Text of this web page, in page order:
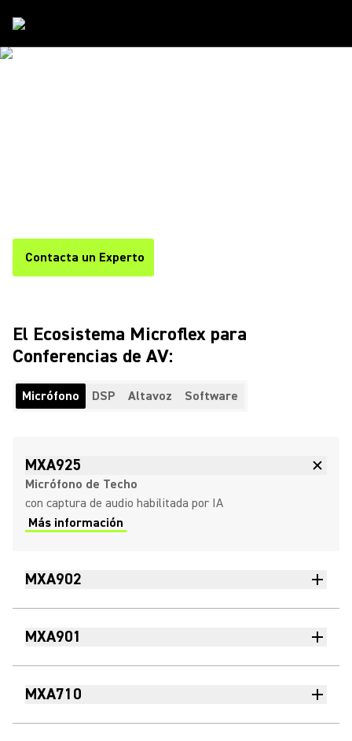
Contacta un Experto
El Ecosistema Microflex para
Conferencias de AV:
Micrófono DSP Altavoz Software
MXA925
Micrófono de Techo
con captura de audio habilitada por IA
Más información
MXA902
MXA901
MXA710